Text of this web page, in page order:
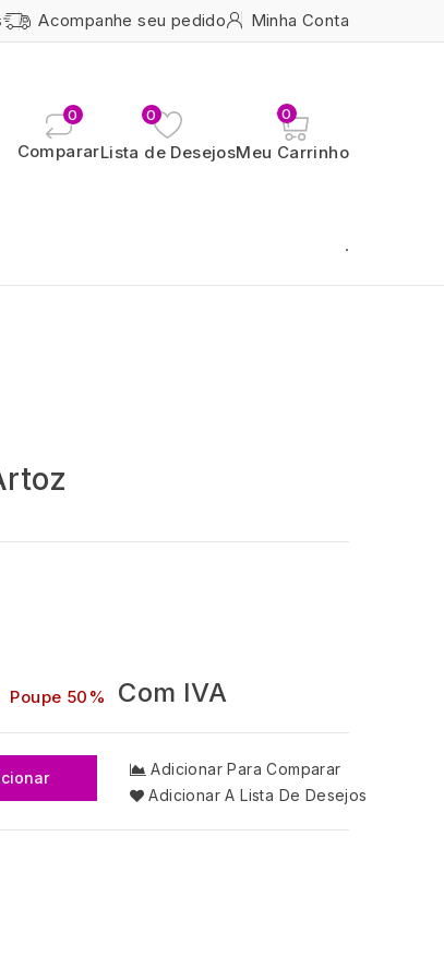
Acompanhe seu pedido Minha Conta
Comparar
0
Lista de Desejos
0 0
Meu Carrinho
.
Poupe 50% Com IVA
Adicionar Para Comparar
Adicionar A Lista De Desejos